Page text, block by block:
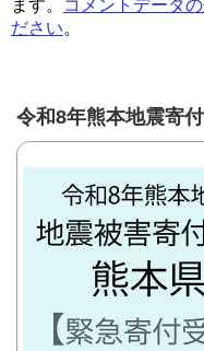
ます。
コメントデータ
ださい。
令和8年熊本地震寄